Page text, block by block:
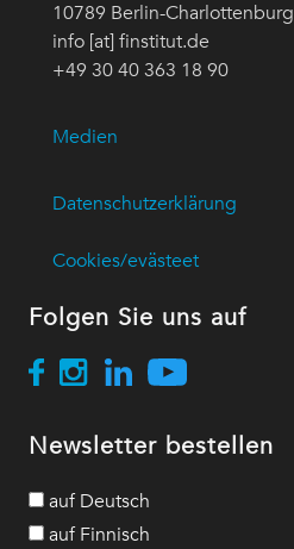
10789 Berlin-Charlottenburg
info [at] finstitut.de
+49 30 40 363 18 90
Medien
Datenschutzerklärung
Cookies/evästeet
Folgen Sie uns auf
Newsletter bestellen
auf Deutsch
auf Finnisch